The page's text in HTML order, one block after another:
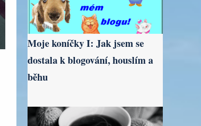
Moje koníčky I: Jak jsem se
dostala k blogování, houslím a
běhu